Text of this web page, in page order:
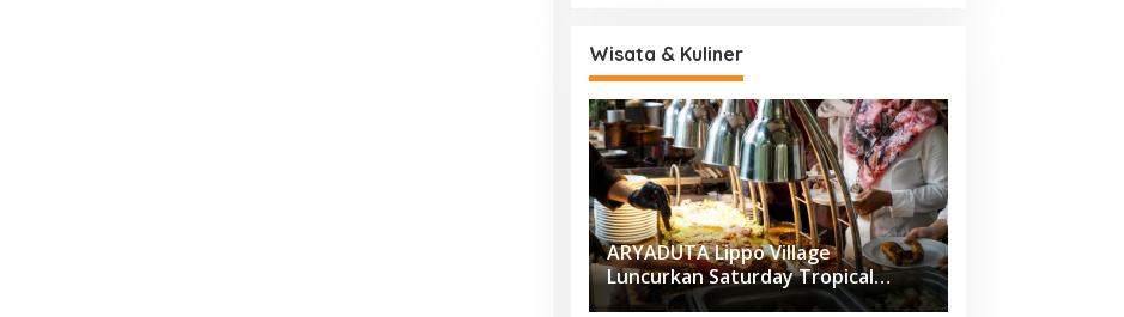
Wisata & Kuliner
ARYADUTA Lippo Village
Luncurkan Saturday Tropical
Brunch